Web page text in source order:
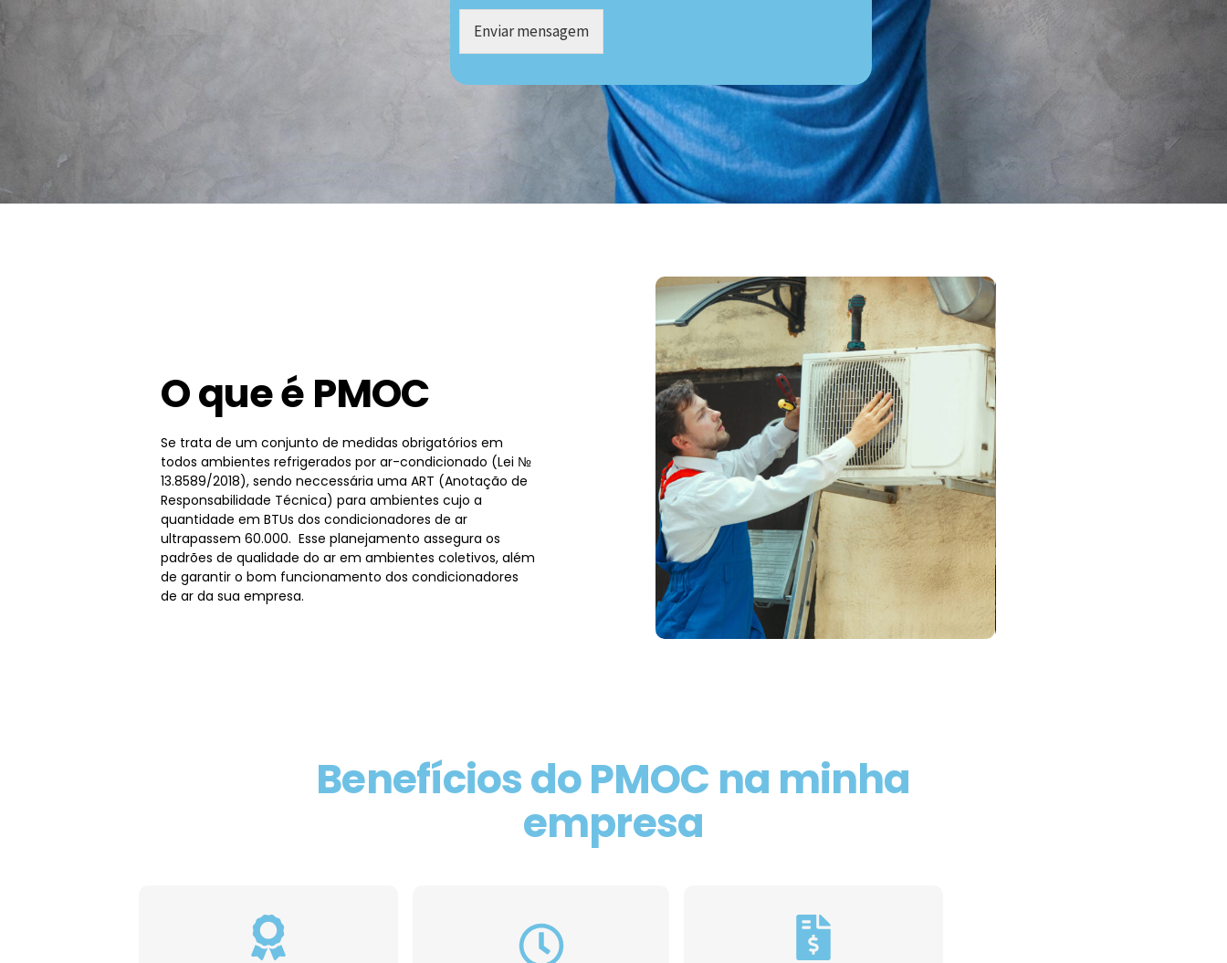
Enviar mensagem
O que é PMOC
Se trata de um conjunto de medidas obrigatórios em
todos ambientes refrigerados por ar-condicionado (Lei №
13.8589/2018), sendo neccessária uma ART (Anotação de
Responsabilidade Técnica) para ambientes cujo a
quantidade em BTUs dos condicionadores de ar
ultrapassem 60.000. Esse planejamento assegura os
padrões de qualidade do ar em ambientes coletivos, além
de garantir o bom funcionamento dos condicionadores
de ar da sua empresa.
Benefícios do PMOC na minha
empresa